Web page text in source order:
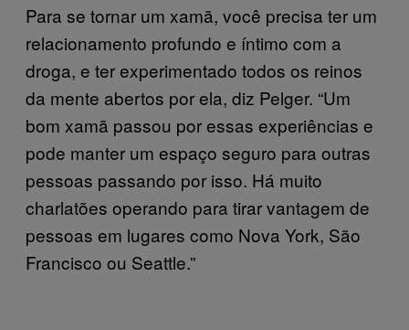
Para se tornar um xamã, você precisa ter um
relacionamento profundo e íntimo com a
droga, e ter experimentado todos os reinos
da mente abertos por ela, diz Pelger. “Um
bom xamã passou por essas experiências e
pode manter um espaço seguro para outras
pessoas passando por isso. Há muito
charlatões operando para tirar vantagem de
pessoas em lugares como Nova York, São
Francisco ou Seattle.”